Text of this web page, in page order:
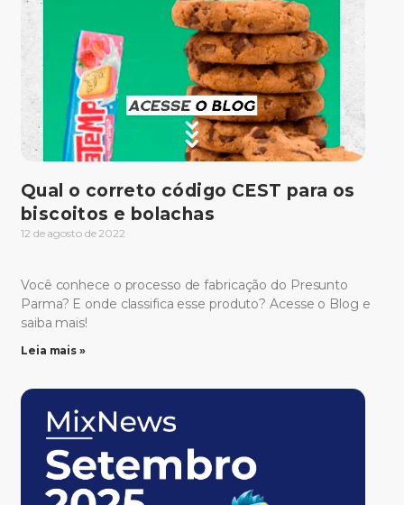
Qual o correto código CEST para os
biscoitos e bolachas
12 de agosto de 2022
Você conhece o processo de fabricação do Presunto
Parma? E onde classifica esse produto? Acesse o Blog e
saiba mais!
Leia mais »